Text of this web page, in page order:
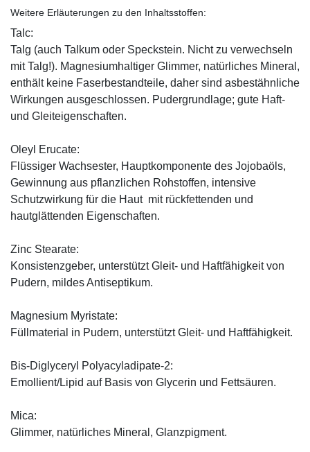
Weitere Erläuterungen zu den Inhaltsstoffen:
Talc:
Talg (auch Talkum oder Speckstein. Nicht zu verwechseln
mit Talg!). Magnesiumhaltiger Glimmer, natürliches Mineral,
enthält keine Faserbestandteile, daher sind asbestähnliche
Wirkungen ausgeschlossen. Pudergrundlage; gute Haft-
und Gleiteigenschaften.
Oleyl Erucate:
Flüssiger Wachsester, Hauptkomponente des Jojobaöls,
Gewinnung aus pflanzlichen Rohstoffen, intensive
Schutzwirkung für die Haut mit rückfettenden und
hautglättenden Eigenschaften.
Zinc Stearate:
Konsistenzgeber, unterstützt Gleit- und Haftfähigkeit von
Pudern, mildes Antiseptikum.
Magnesium Myristate:
Füllmaterial in Pudern, unterstützt Gleit- und Haftfähigkeit.
Bis-Diglyceryl Polyacyladipate-2:
Emollient/Lipid auf Basis von Glycerin und Fettsäuren.
Mica:
Glimmer, natürliches Mineral, Glanzpigment.